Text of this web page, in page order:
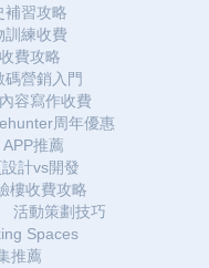
補習攻略
訓練收費
費攻略
碼營銷入門
內容寫作收費
周年優惠
APP推薦
計vs開發
樓收費攻略
活動策劃技巧
Spaces
推薦